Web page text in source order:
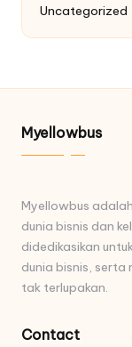
Uncategorized
Myellowbus
Myellowbus
dunia bisnis dan
didedikasikan
dunia bisnis, serta
tak terlupakan.
Contact